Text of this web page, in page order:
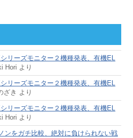
リーズモニター２機種発表、有機EL
Hori より
リーズモニター２機種発表、有機EL
ざき より
リーズモニター２機種発表、有機EL
Hori より
ンをガチ比較、絶対に負けられない戦